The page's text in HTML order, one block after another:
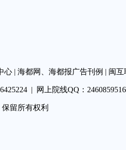
心 | 海都网、海都报广告刊例 | 闽互
| 网上院线QQ：
留所有权利